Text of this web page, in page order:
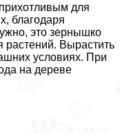
для
благодаря
это зернышко
растений. Вырастить
условиях. При
на дереве